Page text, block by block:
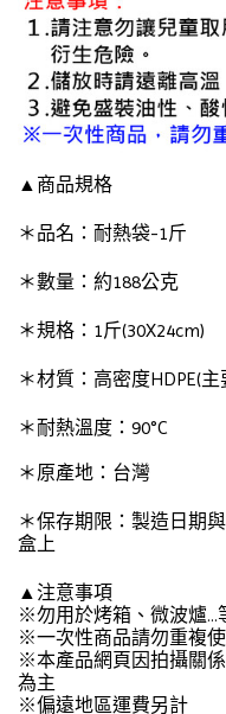
▲商品規格
＊品名：耐熱袋-1斤
＊數量：約188公克
＊規格：1斤(30X24cm)
＊材質：高密度HDPE(
＊耐熱溫度：90°C
＊原產地：台灣
＊保存期限：製造日期
盒上
▲注意事項
※勿用於烤箱、微波爐...
※一次性商品請勿重複
※本產品網頁因拍攝關
為主
※偏遠地區運費另計